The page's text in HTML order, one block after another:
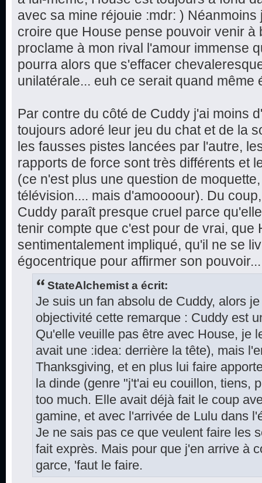
avec sa mine réjouie :mdr: )
croire que House pense pouvoir venir à
proclame à mon rival l'amour immense
pourra alors que s'effacer
unilatérale... euh ce serait quand même
Par contre du côté de Cuddy j'ai moins
toujours adoré leur jeu du chat et de la
les fausses pistes lancées par l'autre,
rapports de force sont très différents et
(ce n'est plus une question de
télévision.... mais d'amoooour). Du
Cuddy paraît presque cruel parce
tenir compte que c'est pour de vrai, que
sentimentalement impliqué, qu'il ne se
égocentrique pour affirmer son pouvoir...
StateAlchemist a écrit:
Je suis un fan absolu de Cuddy, alors
objectivité cette remarque : Cuddy est
Qu'elle veuille pas être avec House, je
avait une :idea: derrière la tête), mais
Thanksgiving, et en plus lui faire
la dinde (genre "j't'ai eu couillon, tiens,
too much. Elle avait déjà fait le coup
gamine, et avec l'arrivée de Lulu dans
Je ne sais pas ce que veulent faire les
fait exprès. Mais pour que j'en arrive à
garce, 'faut le faire.